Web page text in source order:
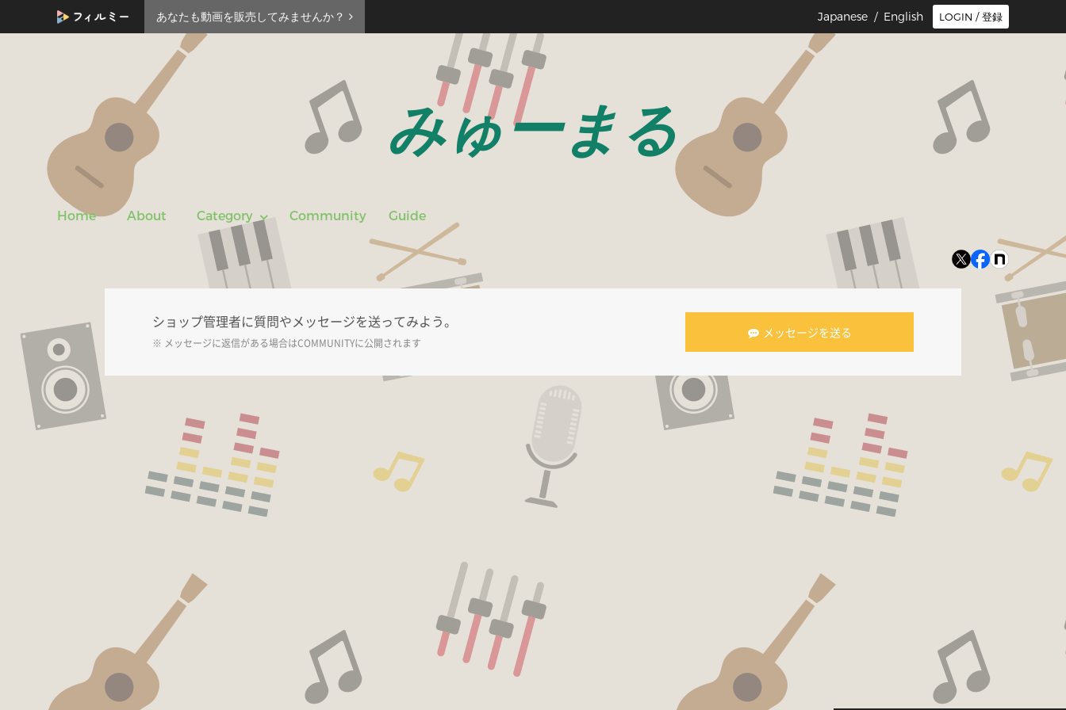
あなたも動画を販売してみませんか？ LOGIN / 登録
Japanese / English
みゅーまる
Home About Category Community Guide
ショップ管理者に質問やメッセージを送ってみよう。
※ メッセージに返信がある場合はCOMMUNITYに公開されます
メッセージを送る